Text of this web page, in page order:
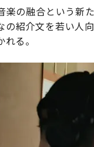
楽の融合という新
紹介文を若い人
る。